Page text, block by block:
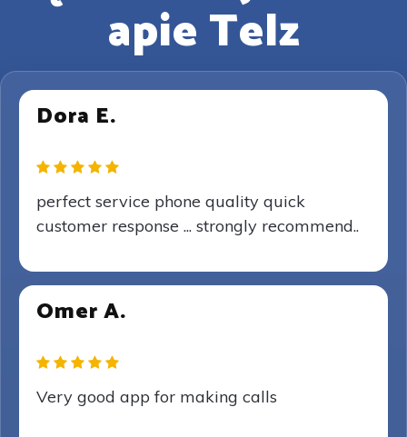
apie Telz
Dora E.
perfect service phone quality quick
customer response ... strongly recommend..
Omer A.
Very good app for making calls